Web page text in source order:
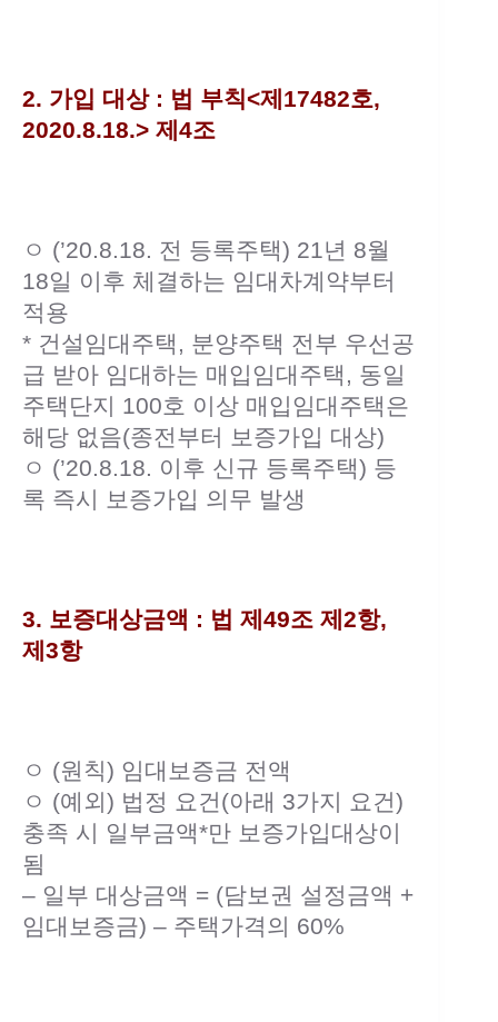
2. 가입 대상 : 법 부칙<제17482호,
2020.8.18.> 제4조
ㅇ (’20.8.18. 전 등록주택) 21년 8월
18일 이후 체결하는 임대차계약부터
적용
* 건설임대주택, 분양주택 전부 우선공
급 받아 임대하는 매입임대주택, 동일
주택단지 100호 이상 매입임대주택은
해당 없음(종전부터 보증가입 대상)
ㅇ (’20.8.18. 이후 신규 등록주택) 등
록 즉시 보증가입 의무 발생
3. 보증대상금액 : 법 제49조 제2항,
제3항
ㅇ (원칙) 임대보증금 전액
ㅇ (예외) 법정 요건(아래 3가지 요건)
충족 시 일부금액*만 보증가입대상이
됨
– 일부 대상금액 = (담보권 설정금액 +
임대보증금) – 주택가격의 60%